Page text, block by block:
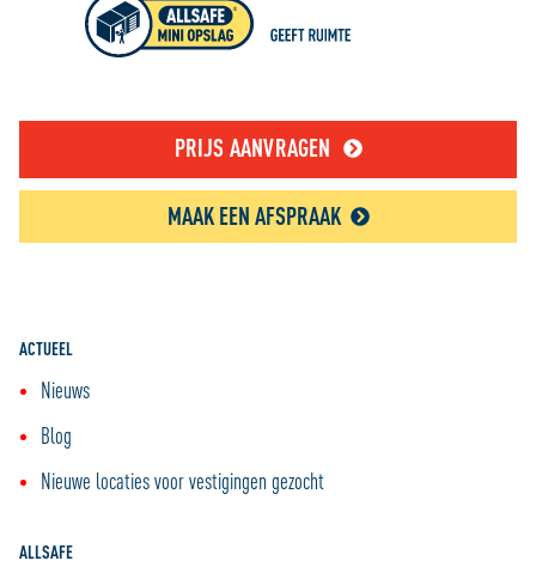
PRIJS AANVRAGEN
MAAK EEN AFSPRAAK
ACTUEEL
Nieuws
Blog
Nieuwe locaties voor vestigingen gezocht
ALLSAFE